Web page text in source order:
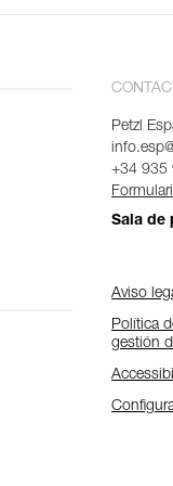
Petzl
+34 935
Sala de
Aviso
Política
gestión